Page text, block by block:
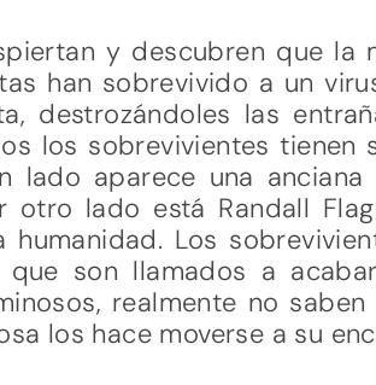
y descubren que la
han sobrevivido a un
destrozándoles las
los sobrevivientes tienen
lado aparece una
lado está Randall
Los
son llamados a
realmente no
los hace moverse a su